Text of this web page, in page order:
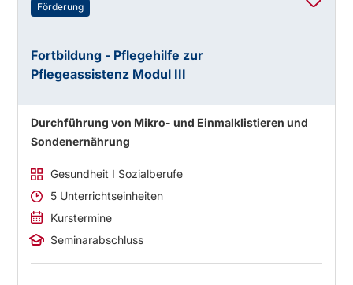
Förderung
Fortbildung - Pflegehilfe zur
Pflegeassistenz Modul III
Durchführung von Mikro- und Einmalklistieren und
Sondenernährung
Gesundheit I Sozialberufe
5 Unterrichtseinheiten
Kurstermine
Seminarabschluss